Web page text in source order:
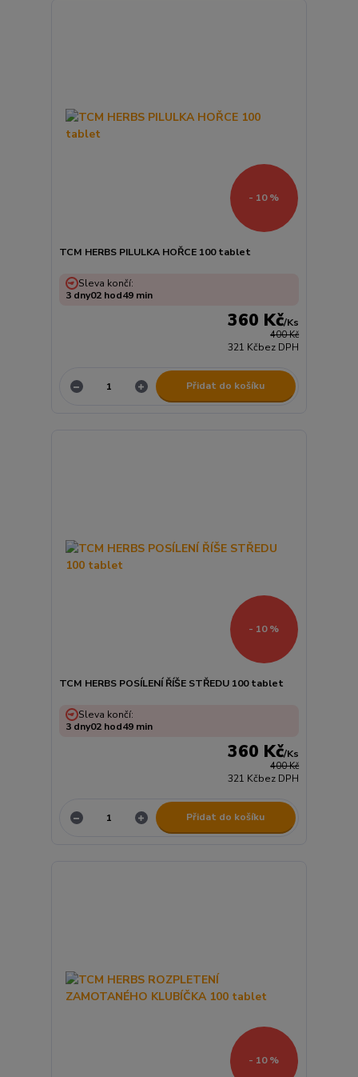
- 10 %
TCM HERBS PILULKA HOŘCE 100 tablet
400 Kč
360 Kč/Ks
321 Kčbez DPH
Sleva končí:
3 dny02 hod49 min
Přidat do košíku
- 10 %
TCM HERBS POSÍLENÍ ŘÍŠE STŘEDU 100 tablet
400 Kč
360 Kč/Ks
321 Kčbez DPH
Sleva končí:
3 dny02 hod49 min
Přidat do košíku
- 10 %